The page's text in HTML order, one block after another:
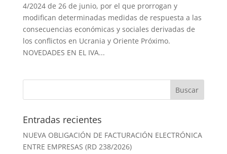
4/2024 de 26 de junio, por el que prorrogan y
modifican determinadas medidas de respuesta a las
consecuencias económicas y sociales derivadas de
los conflictos en Ucrania y Oriente Próximo.
NOVEDADES EN EL IVA...
Entradas recientes
NUEVA OBLIGACIÓN DE FACTURACIÓN ELECTRÓNICA
ENTRE EMPRESAS (RD 238/2026)